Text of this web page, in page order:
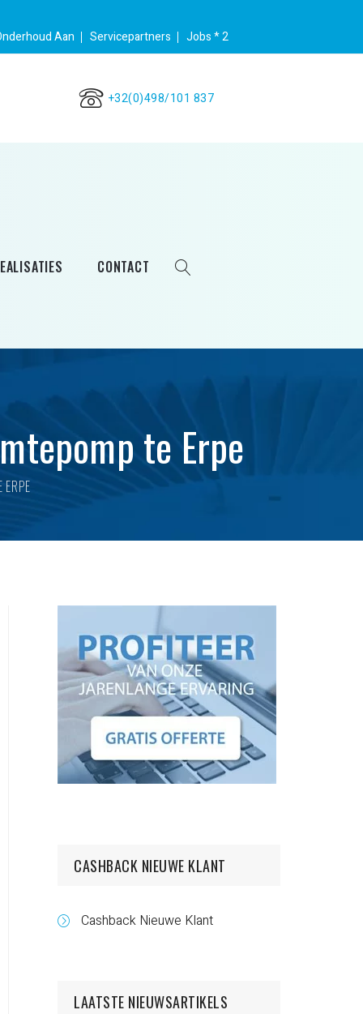
Aan Servicepartners Jobs * 2
+32(0)498/101 837
CONTACT
te Erpe
CASHBACK NIEUWE KLANT
Cashback Nieuwe Klant
LAATSTE NIEUWSARTIKELS